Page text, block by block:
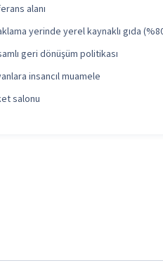
alanı
yerinde yerel kaynaklı gıda
geri dönüşüm politikası
insancıl muamele
salonu